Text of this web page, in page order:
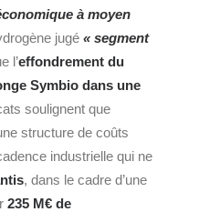
à moyen
jugé « segment
l’effondrement du
Symbio dans une
soulignent que
structure de coûts
industrielle qui ne
, dans le cadre d’une
235 M€ de